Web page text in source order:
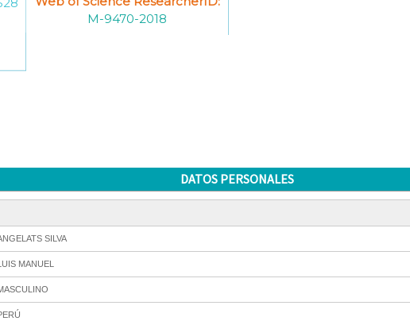
M-9470-2018
DATOS PERSONALES
SILVA
MANUEL